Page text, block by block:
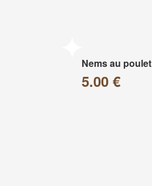
Nems au
5.00 €